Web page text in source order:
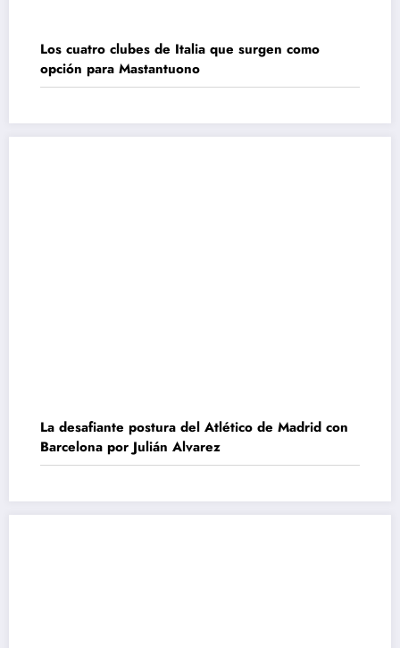
Los cuatro clubes de Italia que surgen como
opción para Mastantuono
La desafiante postura del Atlético de Madrid con
Barcelona por Julián Alvarez